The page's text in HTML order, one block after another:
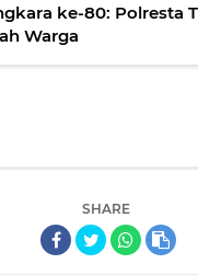
ke-80: Polresta
Warga
SHARE